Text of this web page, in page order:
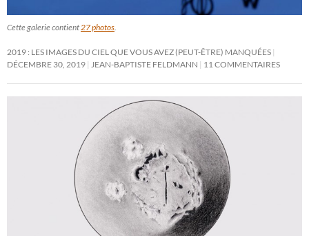
Cette galerie contient27 photos.
2019 : LES IMAGES DU CIEL QUE VOUS AVEZ (PEUT-ÊTRE) MANQUÉES
DÉCEMBRE 30, 2019 JEAN-BAPTISTE FELDMANN 11 COMMENTAIRES